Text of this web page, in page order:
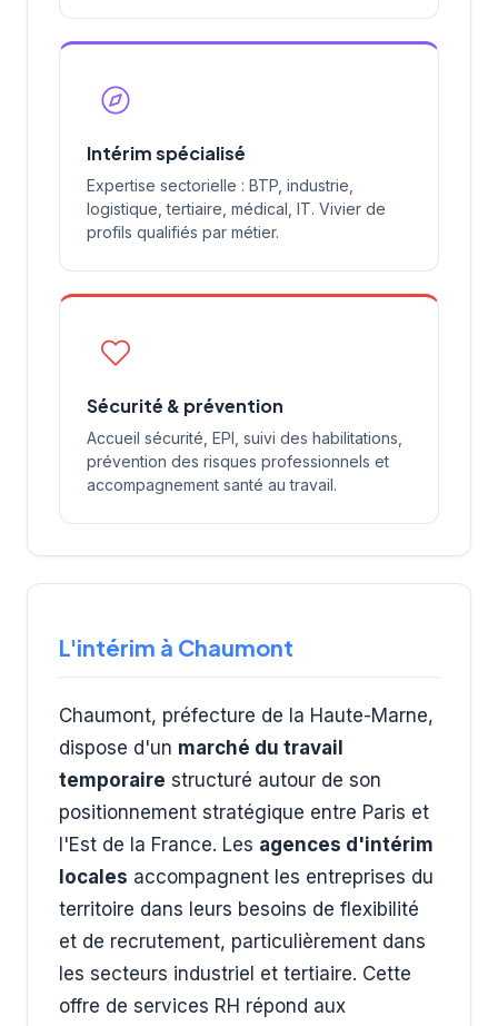
Intérim spécialisé
Expertise sectorielle : BTP, industrie,
logistique, tertiaire, médical, IT. Vivier de
profils qualifiés par métier.
Sécurité & prévention
Accueil sécurité, EPI, suivi des habilitations,
prévention des risques professionnels et
accompagnement santé au travail.
L'intérim à Chaumont
Chaumont, préfecture de la Haute-Marne,
dispose d'un marché du travail
temporaire structuré autour de son
positionnement stratégique entre Paris et
l'Est de la France. Les agences d'intérim
locales accompagnent les entreprises du
territoire dans leurs besoins de flexibilité
et de recrutement, particulièrement dans
les secteurs industriel et tertiaire. Cette
offre de services RH répond aux